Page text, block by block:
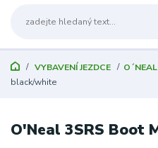
VYBAVENÍ JEZDCE O´NEAL
black/white
O'Neal 3SRS Boot